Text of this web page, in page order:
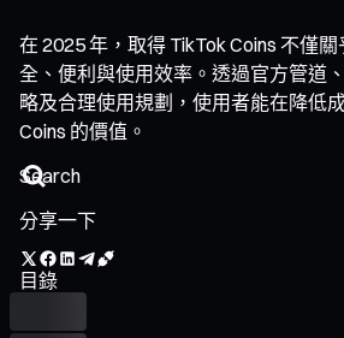
在 2025 年，取得 TikTok Coins 不僅
全、便利與使用效率。透過官方管道
略及合理使用規劃，使用者能在降低
Coins 的價值。
分享一下
目錄